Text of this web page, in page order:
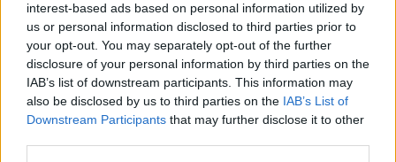
interest-based ads based on personal information utilized by
us or personal information disclosed to third parties prior to
your opt-out. You may separately opt-out of the further
disclosure of your personal information by third parties on the
IAB’s list of downstream participants. This information may
also be disclosed by us to third parties on the IAB’s List of
Downstream Participants that may further disclose it to other
Concha Mayordomo reivindica a 151
mujeres artistas "invisibilizadas" en
una exposición en Alcobendas
Más artículos de este autor
lunes, 17 de febrero de 2020